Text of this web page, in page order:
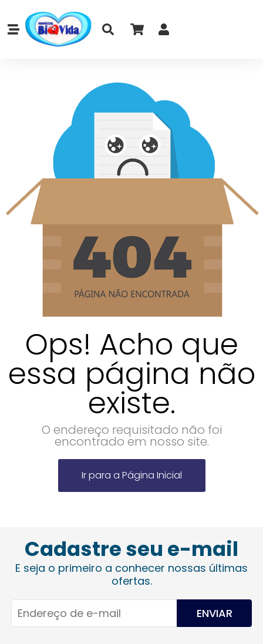
Ops! Acho que
essa página não
existe.
O endereço requisitado não foi
encontrado em nosso site.
Ir para a Página Inicial
Cadastre seu e-mail
E seja o primeiro a conhecer nossas últimas
ofertas.
ENVIAR